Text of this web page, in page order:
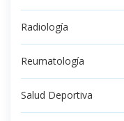
Radiología
Reumatología
Salud Deportiva